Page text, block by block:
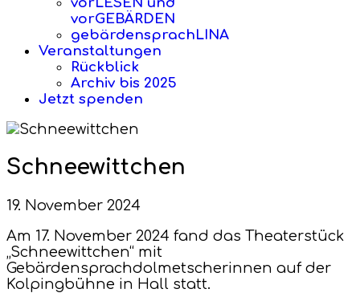
vorGEBÄRDEN
gebärdensprachLINA
Veranstaltungen
Rückblick
Archiv bis 2025
Jetzt spenden
Schneewittchen
19. November 2024
Am 17. November 2024 fand das Theaterstück
„Schneewittchen“ mit
Gebärdensprachdolmetscherinnen auf der
Kolpingbühne in Hall statt.